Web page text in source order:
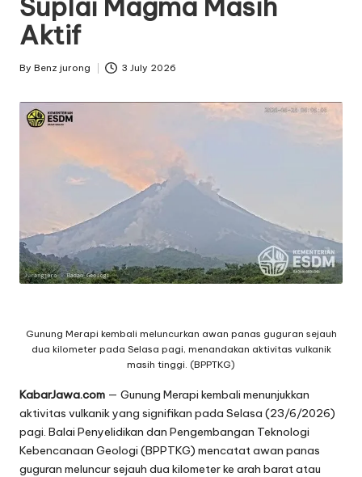
Suplai Magma Masih
Aktif
Posted
By Benz jurong 3 July 2026
Gunung Merapi kembali meluncurkan awan panas guguran sejauh
dua kilometer pada Selasa pagi, menandakan aktivitas vulkanik
masih tinggi. (BPPTKG)
KabarJawa.com — Gunung Merapi kembali menunjukkan
aktivitas vulkanik yang signifikan pada Selasa (23/6/2026)
pagi. Balai Penyelidikan dan Pengembangan Teknologi
Kebencanaan Geologi (BPPTKG) mencatat awan panas
guguran meluncur sejauh dua kilometer ke arah barat atau